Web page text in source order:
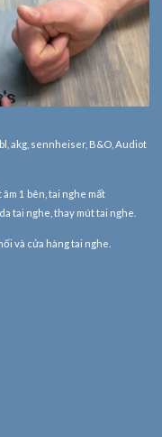
akg, sennheiser, B&O, Audiot
1 bên, tai nghe mất
tai nghe, thay mút tai nghe.
và cửa hàng tai nghe.